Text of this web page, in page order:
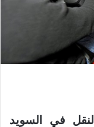
في السويد